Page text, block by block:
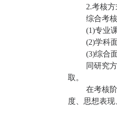
2.考核方
综合考
(1)专业
(2)学科
(3)综合
同研究
取。
在考核
度、思想表